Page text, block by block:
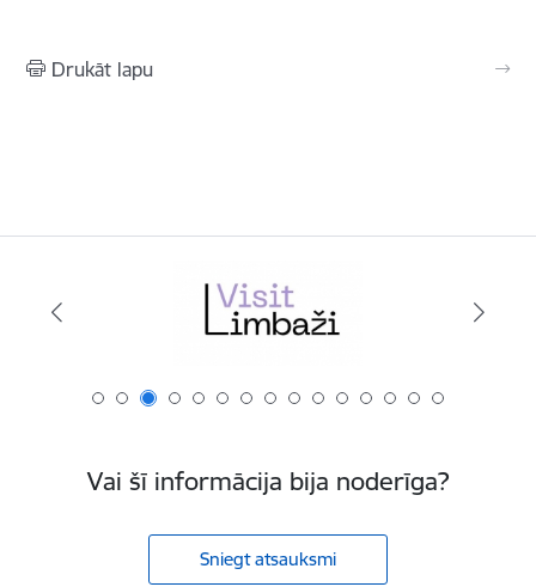
Drukāt lapu
Vai šī informācija bija noderīga?
Sniegt atsauksmi